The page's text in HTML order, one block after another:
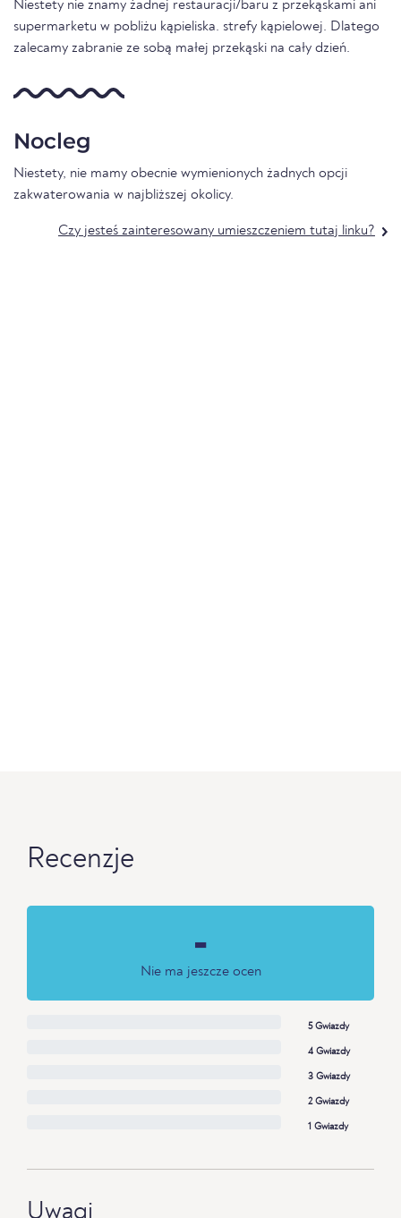
Niestety nie znamy żadnej restauracji/baru z przekąskami ani
supermarketu w pobliżu kąpieliska. strefy kąpielowej. Dlatego
zalecamy zabranie ze sobą małej przekąski na cały dzień.
Nocleg
Niestety, nie mamy obecnie wymienionych żadnych opcji
zakwaterowania w najbliższej okolicy.
Czy jesteś zainteresowany umieszczeniem tutaj linku?
Recenzje
-
Nie ma jeszcze ocen
5 Gwiazdy
4 Gwiazdy
3 Gwiazdy
2 Gwiazdy
1 Gwiazdy
Uwagi